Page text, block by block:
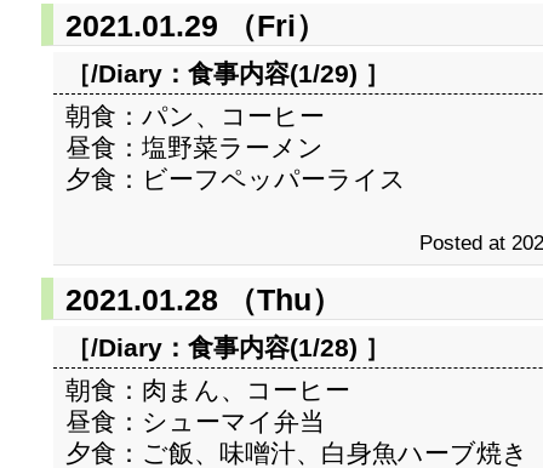
2021.01.29 （Fri）
［/Diary： 食事内容(1/29) ］
朝食：パン、コーヒー
昼食：塩野菜ラーメン
夕食：ビーフペッパーライス
Posted at
2021.01.28 （Thu）
［/Diary： 食事内容(1/28) ］
朝食：肉まん、コーヒー
昼食：シューマイ弁当
夕食：ご飯、味噌汁、白身魚ハーブ焼き